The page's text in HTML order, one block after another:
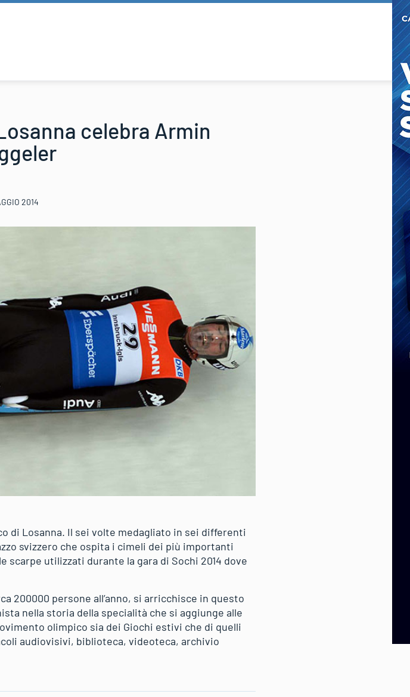
celebra Armin
2014
di Losanna. Il sei volte medagliato in sei differenti
svizzero che ospita i cimeli dei più importanti
utilizzati durante la gara di Sochi 2014 dove
200000 persone all’anno, si arricchisce in questo
nella storia della specialità che si aggiunge alle
olimpico sia dei Giochi estivi che di quelli
audiovisivi, biblioteca, videoteca, archivio